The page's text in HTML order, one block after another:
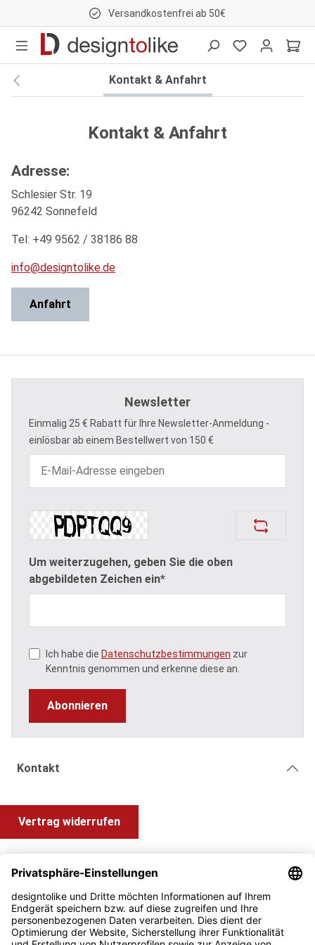
Versandkostenfrei ab 50€
Kontakt & Anfahrt
Kontakt & Anfahrt
Adresse:
Schlesier Str. 19
96242 Sonnefeld
Tel: +49 9562 / 38186 88
info@designtolike.de
Anfahrt
Newsletter
Einmalig 25 € Rabatt für Ihre Newsletter-Anmeldung -
einlösbar ab einem Bestellwert von 150 €
Um weiterzugehen, geben Sie die oben
abgebildeten Zeichen ein*
Ich habe die Datenschutzbestimmungen zur
Kenntnis genommen und erkenne diese an.
Abonnieren
Kontakt
Vertrag widerrufen
Information und Impressum
Zahlung & Versand